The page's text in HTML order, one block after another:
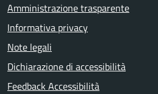
Amministrazione trasparente
Informativa privacy
Note legali
Dichiarazione di accessibilità
Feedback Accessibilità